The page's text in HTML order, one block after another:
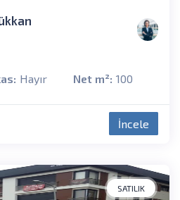
Hayır Net m²: 100
İncele
SATILIK